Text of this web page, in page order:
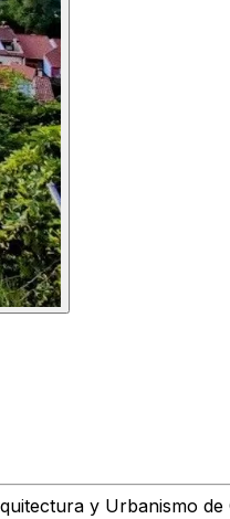
y Urbanismo de